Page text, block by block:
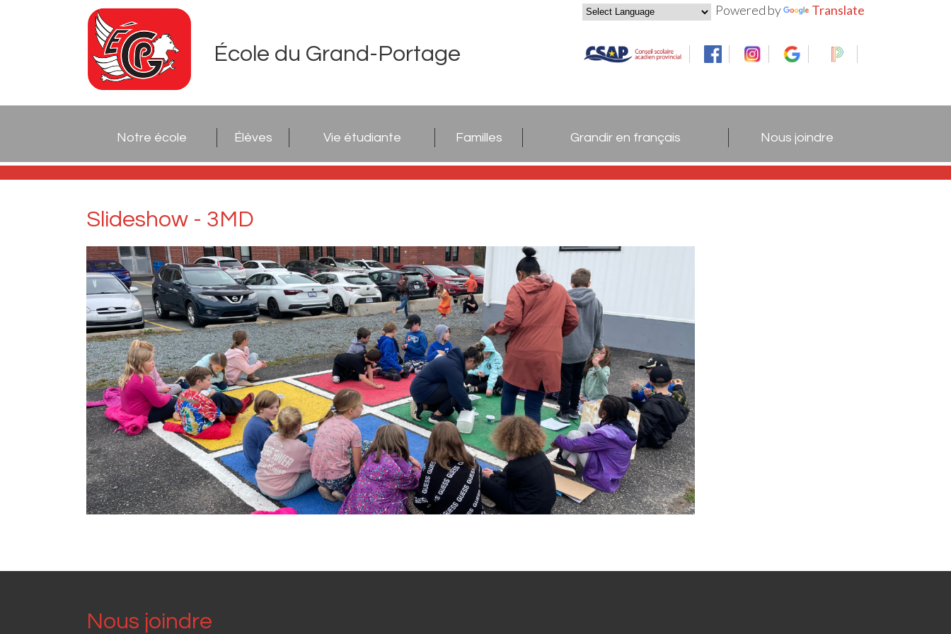
Powered by Translate
École du Grand-Portage
Notre école Élèves Vie étudiante Familles Grandir en français Nous joindre
Slideshow - 3MD
Nous joindre